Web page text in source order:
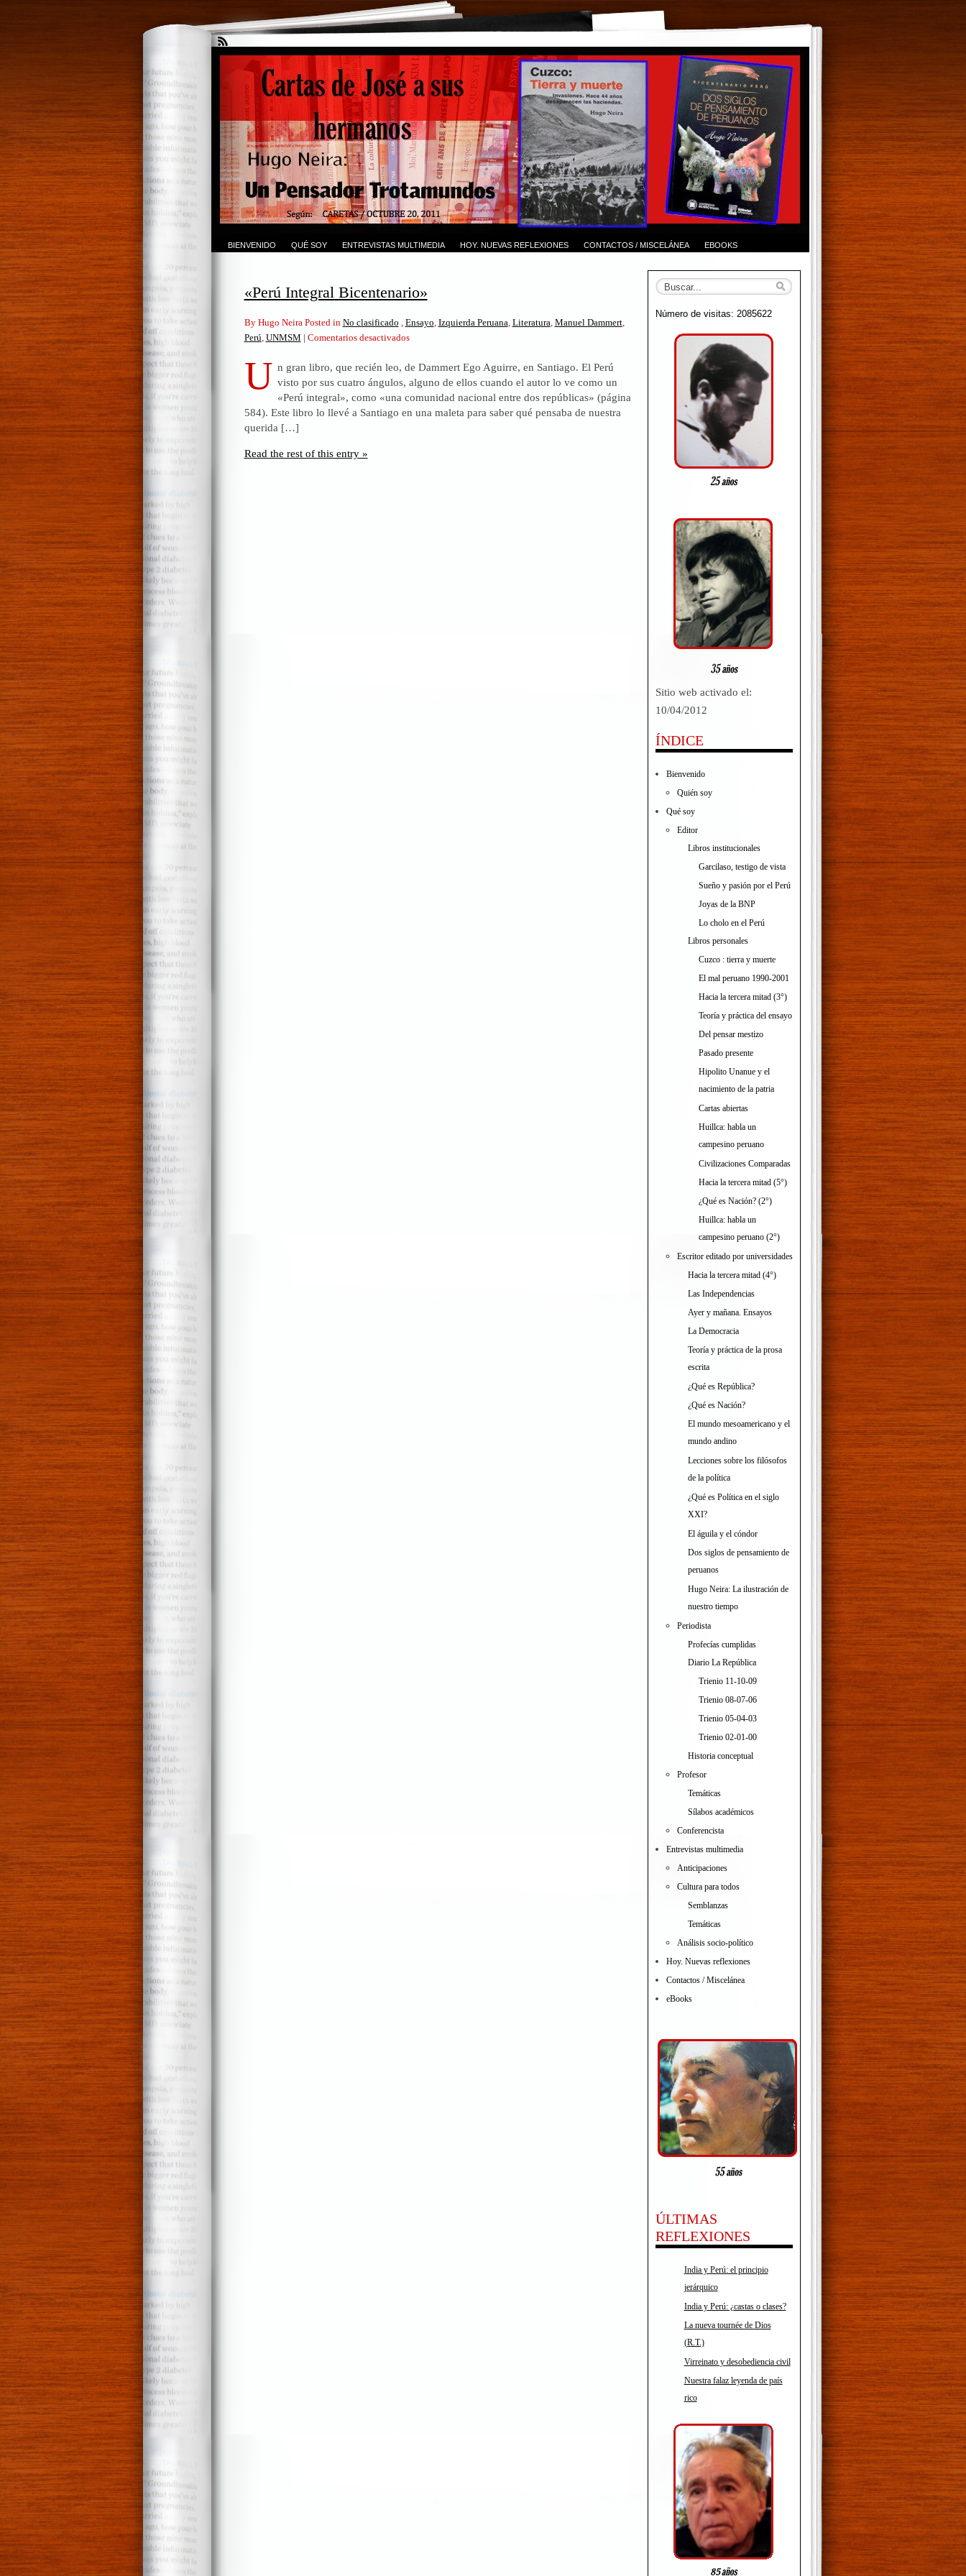
BIENVENIDO QUÉ SOY ENTREVISTAS MULTIMEDIA HOY. NUEVAS REFLEXIONES CONTACTOS / MISCELÁNEA EBOOKS
«Perú Integral Bicentenario»
By Hugo Neira Posted in No clasificado , Ensayo, Izquierda Peruana, Literatura, Manuel Dammert,
Perú, UNMSM | Comentarios desactivadosen
Integral
Bicentenario»
U n gran libro, que recién leo, de Dammert Ego Aguirre, en Santiago. El Perú
visto por sus cuatro ángulos, alguno de ellos cuando el autor lo ve como un
«Perú integral», como «una comunidad nacional entre dos repúblicas» (página
584). Este libro lo llevé a Santiago en una maleta para saber qué pensaba de nuestra
querida […]
Read the rest of this entry »
Número de visitas: 2085622
Sitio web activado el:
10/04/2012
ÍNDICE
Bienvenido
Quién soy
Qué soy
Editor
Libros institucionales
Garcilaso, testigo de vista
Sueño y pasión por el Perú
Joyas de la BNP
Lo cholo en el Perú
Libros personales
Cuzco : tierra y muerte
El mal peruano 1990-2001
Hacia la tercera mitad (3°)
Teoría y práctica del ensayo
Del pensar mestizo
Pasado presente
Hipolito Unanue y el
nacimiento de la patria
Cartas abiertas
Huillca: habla un
campesino peruano
Civilizaciones Comparadas
Hacia la tercera mitad (5°)
¿Qué es Nación? (2°)
Huillca: habla un
campesino peruano (2°)
Escritor editado por universidades
Hacia la tercera mitad (4°)
Las Independencias
Ayer y mañana. Ensayos
La Democracia
Teoría y práctica de la prosa
escrita
¿Qué es República?
¿Qué es Nación?
El mundo mesoamericano y el
mundo andino
Lecciones sobre los filósofos
de la política
¿Qué es Política en el siglo
XXI?
El águila y el cóndor
Dos siglos de pensamiento de
peruanos
Hugo Neira: La ilustración de
nuestro tiempo
Periodista
Profecías cumplidas
Diario La República
Trienio 11-10-09
Trienio 08-07-06
Trienio 05-04-03
Trienio 02-01-00
Historia conceptual
Profesor
Temáticas
Sílabos académicos
Conferencista
Entrevistas multimedia
Anticipaciones
Cultura para todos
Semblanzas
Temáticas
Análisis socio-político
Hoy. Nuevas reflexiones
Contactos / Miscelánea
eBooks
ÚLTIMAS
REFLEXIONES
India y Perú: el principio
jerárquico
India y Perú: ¿castas o clases?
La nueva tournée de Dios
(R.T.)
Virreinato y desobediencia civil
Nuestra falaz leyenda de país
rico